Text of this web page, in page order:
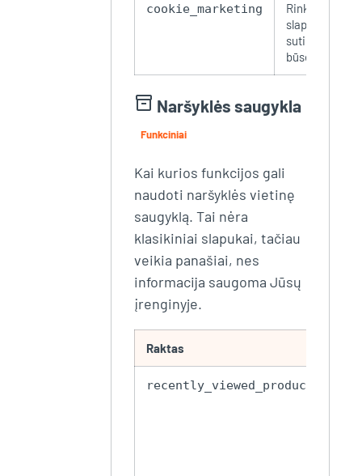
cookie_marketing
Rinkodaros
slapukų
sutikimo
būsena
inventory_2 Naršyklės saugykla
Funkciniai
Kai kurios funkcijos gali
naudoti naršyklės vietinę
saugyklą. Tai nėra
klasikiniai slapukai, tačiau
veikia panašiai, nes
informacija saugoma Jūsų
įrenginyje.
Raktas
recently_viewed_products